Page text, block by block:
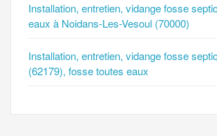
Installation, entretien, vidange fosse
eaux à Noidans-Les-Vesoul (70000)
Installation, entretien, vidange fosse
(62179), fosse toutes eaux